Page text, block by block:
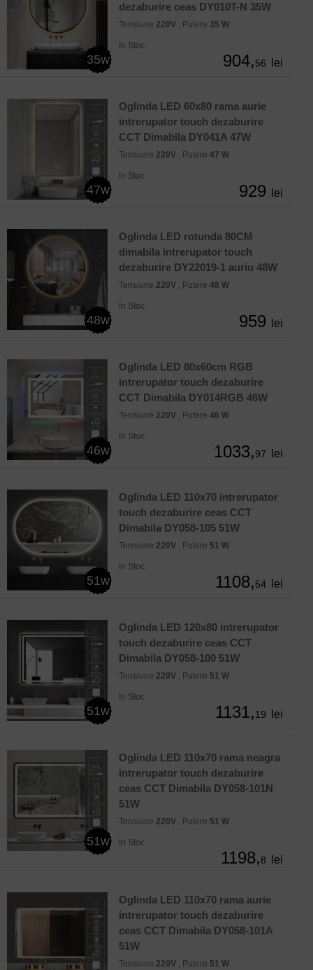
35w
dezaburire ceas DY010T-N 35W
Tensiune 220V , Putere 35 W
In Stoc
904,56 lei
47w
Oglinda LED 60x80 rama aurie
intrerupator touch dezaburire
CCT Dimabila DY041A 47W
Tensiune 220V , Putere 47 W
In Stoc
929 lei
48w
Oglinda LED rotunda 80CM
dimabila intrerupator touch
dezaburire DY22019-1 auriu 48W
Tensiune 220V , Putere 48 W
In Stoc
959 lei
46w
Oglinda LED 80x60cm RGB
intrerupator touch dezaburire
CCT Dimabila DY014RGB 46W
Tensiune 220V , Putere 46 W
In Stoc
1033,97 lei
51w
Oglinda LED 110x70 intrerupator
touch dezaburire ceas CCT
Dimabila DY058-105 51W
Tensiune 220V , Putere 51 W
In Stoc
1108,54 lei
51w
Oglinda LED 120x80 intrerupator
touch dezaburire ceas CCT
Dimabila DY058-100 51W
Tensiune 220V , Putere 51 W
In Stoc
1131,19 lei
51w
Oglinda LED 110x70 rama neagra
intrerupator touch dezaburire
ceas CCT Dimabila DY058-101N
51W
Tensiune 220V , Putere 51 W
In Stoc
1198,8 lei
Oglinda LED 110x70 rama aurie
intrerupator touch dezaburire
ceas CCT Dimabila DY058-101A
51W
Tensiune 220V , Putere 51 W